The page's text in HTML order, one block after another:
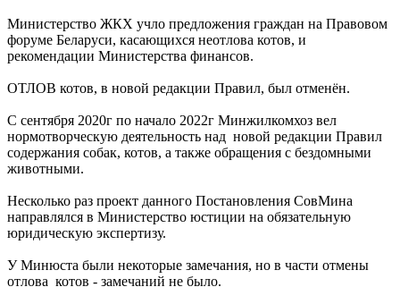
Министерство ЖКХ учло предложения граждан на Правовом
форуме Беларуси, касающихся неотлова котов, и
рекомендации Министерства финансов.
ОТЛОВ котов, в новой редакции Правил, был отменён.
С сентября 2020г по начало 2022г Минжилкомхоз вел
нормотворческую деятельность над новой редакции Правил
содержания собак, котов, а также обращения с бездомными
животными.
Несколько раз проект данного Постановления СовМина
направлялся в Министерство юстиции на обязательную
юридическую экспертизу.
У Минюста были некоторые замечания, но в части отмены
отлова котов - замечаний не было.